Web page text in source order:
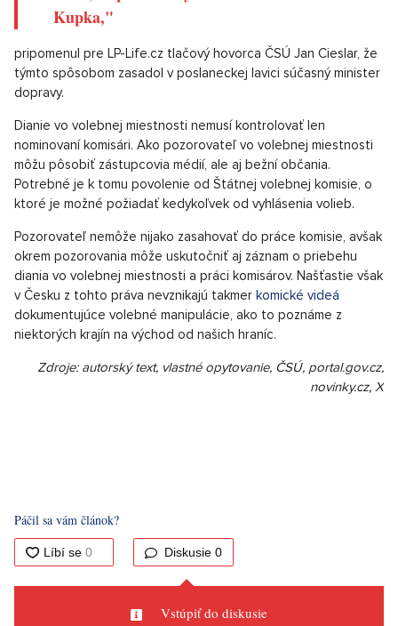
Ani pracovníci ČSÚ potom nemajú prístup k odovzdaným a
rámci súdneho prehľadu, či kontroly. Uvedený mechanizmus pri
tom nie je iba nejakou teoretickou záležitosťou, ale využíva sa
aj v praxi.
"V minulosti na základe zverejnených údajov
na webe volby.cz došlo k odhaleniu nesprávne
započítaných preferenčných hlasov v
Stredočeskom kraji, ktoré nakoniec viedlo k
tomu, že poslanecký mandát tu získal Martin
Kupka,"
pripomenul pre LP-Life.cz tlačový hovorca ČSÚ Jan Cieslar, že
týmto spôsobom zasadol v poslaneckej lavici súčasný minister
dopravy.
Dianie vo volebnej miestnosti nemusí kontrolovať len
nominovaní komisári. Ako pozorovateľ vo volebnej miestnosti
môžu pôsobiť zástupcovia médií, ale aj bežní občania.
v Česku z tohto práva nevznikajú takmer
dokumentujúce volebné manipulácie, ako to poznáme z
niektorých krajín na východ od našich hraníc.